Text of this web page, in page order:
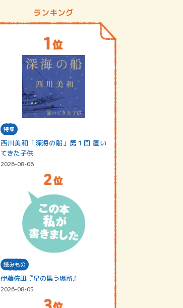
ランキング
特集
西川美和「深海の船」第１回 置い
てきた子供
2026-08-06
読みもの
伊藤佐凪『星の集う場所』
2026-08-05